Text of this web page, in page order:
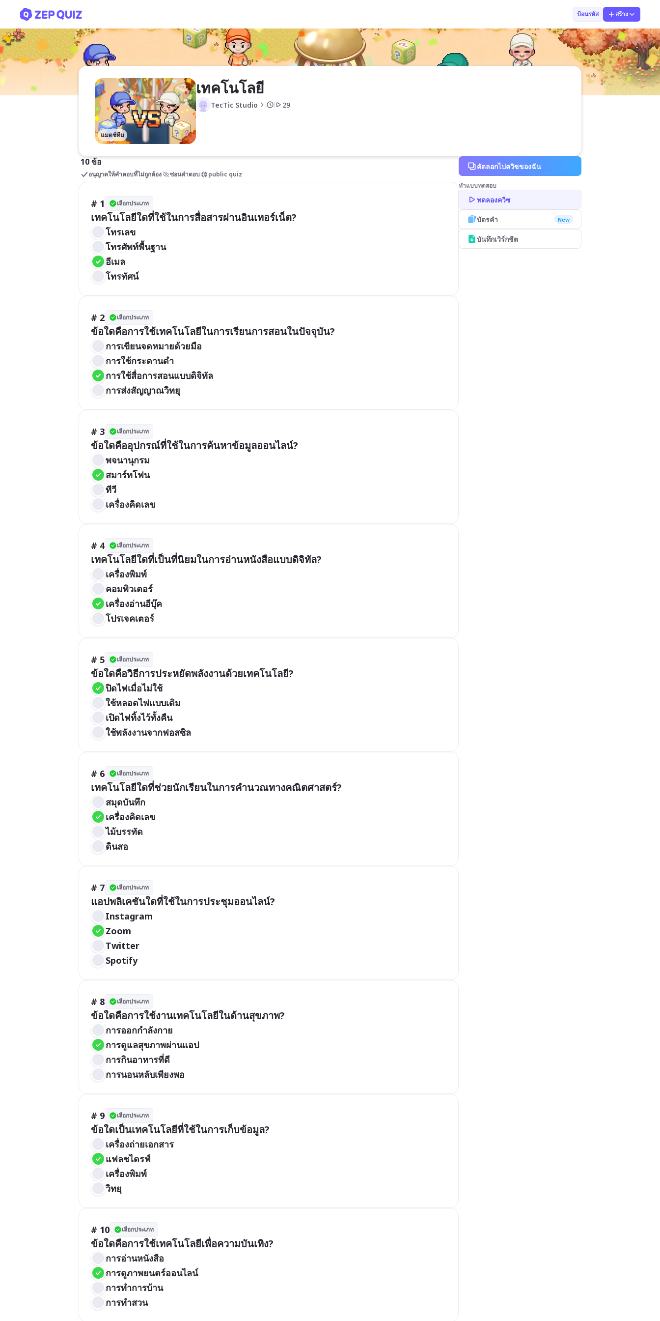
ป้อนรหัส สร้าง
แมตช์ทีม
เทคโนโลยี
TecTic Studio 29
10 ข้อ
อนุญาตให้คำตอบที่ไม่ถูกต้อง ซ่อนคำตอบ public quiz
# 1 เลือกประเภท
เทคโนโลยีใดที่ใช้ในการสื่อสารผ่านอินเทอร์เน็ต?
โทรเลข
โทรศัพท์พื้นฐาน
อีเมล
โทรทัศน์
# 2 เลือกประเภท
ข้อใดคือการใช้เทคโนโลยีในการเรียนการสอนในปัจจุบัน?
การเขียนจดหมายด้วยมือ
การใช้กระดานดำ
การใช้สื่อการสอนแบบดิจิทัล
การส่งสัญญาณวิทยุ
# 3 เลือกประเภท
ข้อใดคืออุปกรณ์ที่ใช้ในการค้นหาข้อมูลออนไลน์?
พจนานุกรม
สมาร์ทโฟน
ทีวี
เครื่องคิดเลข
# 4 เลือกประเภท
เทคโนโลยีใดที่เป็นที่นิยมในการอ่านหนังสือแบบดิจิทัล?
เครื่องพิมพ์
คอมพิวเตอร์
เครื่องอ่านอีบุ๊ค
โปรเจคเตอร์
# 5 เลือกประเภท
ข้อใดคือวิธีการประหยัดพลังงานด้วยเทคโนโลยี?
ปิดไฟเมื่อไม่ใช้
ใช้หลอดไฟแบบเดิม
เปิดไฟทิ้งไว้ทั้งคืน
ใช้พลังงานจากฟอสซิล
# 6 เลือกประเภท
เทคโนโลยีใดที่ช่วยนักเรียนในการคำนวณทางคณิตศาสตร์?
สมุดบันทึก
เครื่องคิดเลข
ไม้บรรทัด
ดินสอ
# 7 เลือกประเภท
แอปพลิเคชันใดที่ใช้ในการประชุมออนไลน์?
Instagram
Zoom
Twitter
Spotify
# 8 เลือกประเภท
ข้อใดคือการใช้งานเทคโนโลยีในด้านสุขภาพ?
การออกกำลังกาย
การดูแลสุขภาพผ่านแอป
การกินอาหารที่ดี
การนอนหลับเพียงพอ
# 9 เลือกประเภท
ข้อใดเป็นเทคโนโลยีที่ใช้ในการเก็บข้อมูล?
เครื่องถ่ายเอกสาร
แฟลชไดรฟ์
เครื่องพิมพ์
วิทยุ
# 10 เลือกประเภท
ข้อใดคือการใช้เทคโนโลยีเพื่อความบันเทิง?
การอ่านหนังสือ
การดูภาพยนตร์ออนไลน์
การทำการบ้าน
การทำสวน
คัดลอกไปควิซของฉัน
ทำแบบทดสอบ
ทดลองควิซ
บัตรคำ New
บันทึกเวิร์กชีต